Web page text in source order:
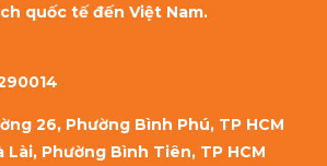
quốc tế đến Việt Nam.
26, Phường Bình Phú, TP HCM
Lài, Phường Bình Tiên, TP HCM